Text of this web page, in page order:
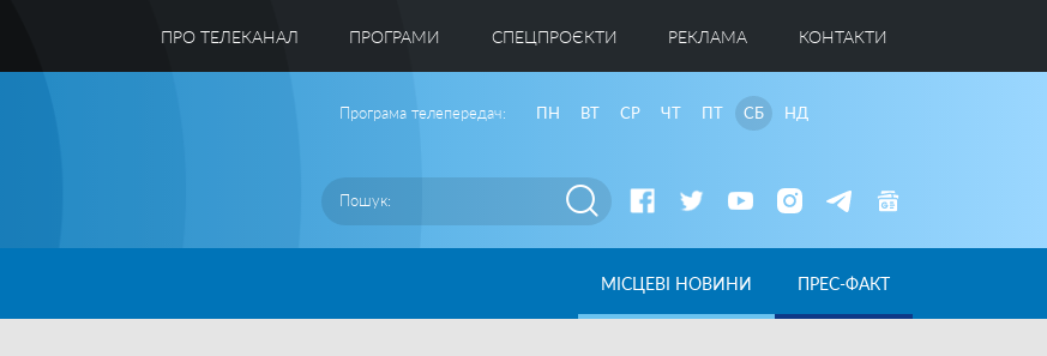
ПРО ТЕЛЕКАНАЛ ПРОГРАМИ CПЕЦПРОЄКТИ РЕКЛАМА КОНТАКТИ
Програма телепередач: ПН ВТ СР ЧТ ПТ СБ НД
МІСЦЕВІ НОВИНИ ПРЕС-ФАКТ